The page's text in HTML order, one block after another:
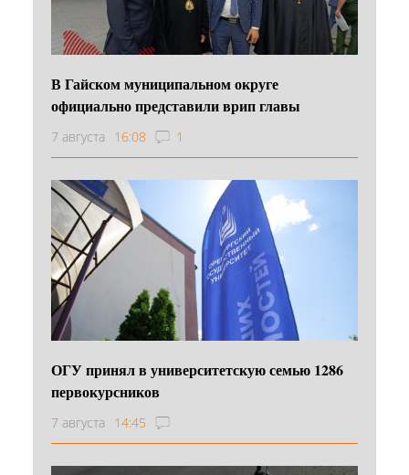
В Гайском муниципальном округе
официально представили врип главы
7 августа 16:08 1
ОГУ принял в университетскую семью 1286
первокурсников
7 августа 14:45